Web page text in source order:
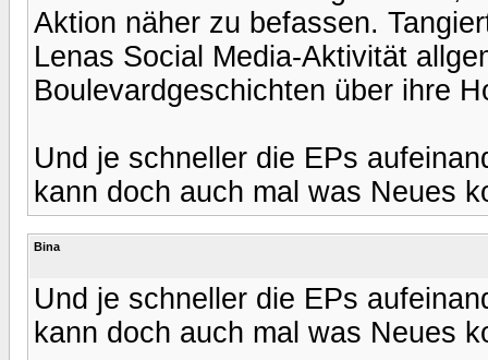
Aktion näher zu befassen.
Lenas Social Media-Aktivität
Boulevardgeschichten über ihre
Und je schneller die EPs
kann doch auch mal was Neues
Bina
Und je schneller die EPs
kann doch auch mal was Neues